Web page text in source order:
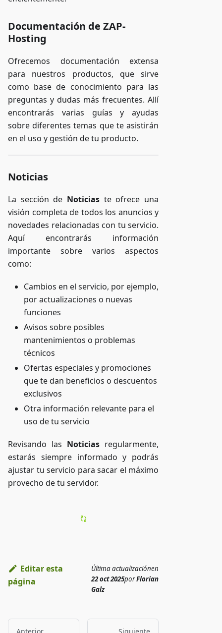
Documentación de ZAP-
Hosting
Ofrecemos documentación extensa
para nuestros productos, que sirve
como base de conocimiento para las
preguntas y dudas más frecuentes. Allí
encontrarás varias guías y ayudas
sobre diferentes temas que te asistirán
en el uso y gestión de tu producto.
Noticias
La sección de Noticias te ofrece una
visión completa de todos los anuncios y
novedades relacionadas con tu servicio.
Aquí encontrarás información
importante sobre varios aspectos
como:
Cambios en el servicio, por ejemplo,
por actualizaciones o nuevas
funciones
Avisos sobre posibles
mantenimientos o problemas
técnicos
Ofertas especiales y promociones
que te dan beneficios o descuentos
exclusivos
Otra información relevante para el
uso de tu servicio
Revisando las Noticias regularmente,
estarás siempre informado y podrás
ajustar tu servicio para sacar el máximo
provecho de tu servidor.
Editar esta
página
Última actualizaciónen
22 oct 2025porFlorian
Galz